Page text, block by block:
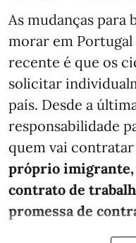
As mudanças para
morar em
recente é que os
solicitar
país. Desde a
responsabilidade
quem vai
próprio imigrante,
contrato de
promessa de